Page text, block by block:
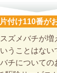
付け110番が
ズメバチが増
うことはな
チについての